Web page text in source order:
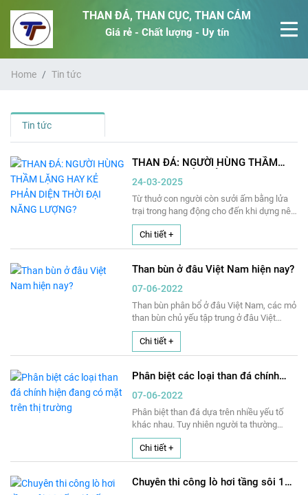
THAN ĐÁ, THAN CỤC, THAN CÁM
Giá rẻ - Chất lượng - Uy tín
Home Tin tức
Tin tức
THAN ĐÁ: NGƯỜI HÙNG THẦM
ĐẠI NĂNG LƯỢNG?
24-03-2025
Từ thuở con người còn sưởi ấm bằng lửa
trại trong hang động cho đến khi dựng nên
những nhà máy công nghiệp khổng lồ,
than đá đã đóng vai trò như người hùng
thầm lặng của nền văn minh. Cuộc Cách
Những đoàn tàu hơi nước chạy rầm rập
trên các châu lục cũng nhờ than. Nhưng
ngày nay, khi thế giới đang dần chuyển
mình sang năng lượng sạch, liệu than đá
có đang trở thà
Chi tiết +
Than bùn ở đâu Việt Nam hiện nay?
07-06-2022
Than bùn phân bổ ở đâu Việt Nam, các mỏ
than bùn chủ yếu tập trung ở đâu Việt
Nam, than bùn tập trung ở tỉnh nào,…là
những câu hỏi xoay quanh vấn đề than bùn
ở đâu Việt Nam hiện nay. Để giúp bạn đọc
xác, Mạnh Thành Công xin giới thiệu một
số thông tin liên quan đến than bùn có
nội dung này, bạn đọc có thể hiểu hơn về
than bùn cũng như sự tập trung của nguồn
khoán sản này.
Chi tiết +
Phân biệt các loại than đá chính
07-06-2022
Phân biệt than đá dựa trên nhiều yếu tố
khác nhau. Tuy nhiên người ta thường
phân loại than đá theo quá trình hình
thành. Cụ thể quá trình này như thế nào,
mời bạn đọc theo dõi nội dung bài viết dưới
Chi tiết +
Chuyên thi công lò hơi tầng sôi 10